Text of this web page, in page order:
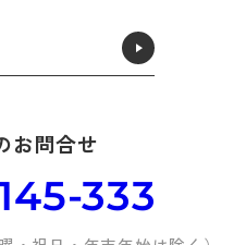
お問合せ
333